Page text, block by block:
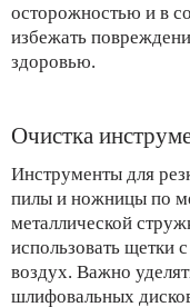
осторожностью и в
избежать
здоровью.
Очистка
Инструменты для
пилы и ножницы по
металлической
использовать щетки
воздух. Важно
шлифовальных